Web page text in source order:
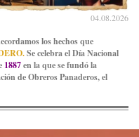
04.08.2026
los hechos que
Se celebra el Día Nacional
1887en la que se fundó la
de Obreros Panaderos, el